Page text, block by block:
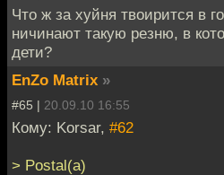
Что ж за хуйня твоирится в
ничинают такую резню, в
дети?
EnZo Matrix »
#65 | 20.09.10 16:55
Кому: Korsar, #62
> Postal(а)